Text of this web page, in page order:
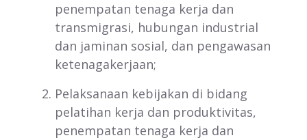
penempatan tenaga kerja dan
transmigrasi, hubungan industrial
dan jaminan sosial, dan pengawasan
ketenagakerjaan;
Pelaksanaan kebijakan di bidang
pelatihan kerja dan produktivitas,
penempatan tenaga kerja dan